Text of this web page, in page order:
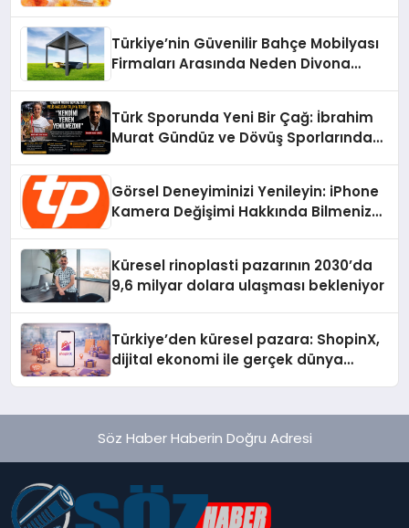
Türkiye’nin Güvenilir Bahçe Mobilyası
Firmaları Arasında Neden Divona
Türk Sporunda Yeni Bir Çağ: İbrahim
Murat Gündüz ve Dövüş Sporlarında
Görsel Deneyiminizi Yenileyin: iPhone
Kamera Değişimi Hakkında Bilmeniz
Küresel rinoplasti pazarının 2030’da
9,6 milyar dolara ulaşması bekleniyor
Türkiye’den küresel pazara: ShopinX,
dijital ekonomi ile gerçek dünya
Söz Haber Haberin Doğru Adresi